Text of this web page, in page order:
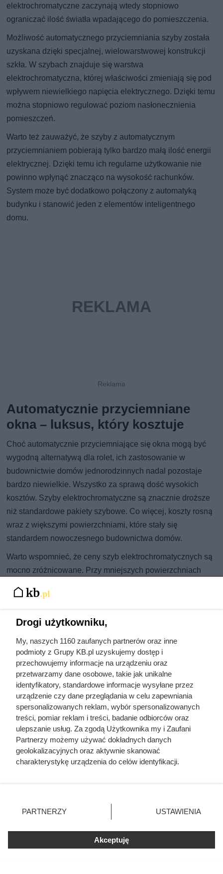
elektrochromatyczne zaczynają wtedy stopniowo
ograniczać ilość światła wpadającego do pomieszczenia.
Możliwość automatycznego przyciemniania szyby została
uzyskana dzięki specjalnej, wielowarstwowej konstrukcji
szkła. W szybach znajduje się warstwa
elektrochromatyczna, której właściwości zmieniają się pod
wpływem niewielkiego napięcia elektrycznego. Dzięki temu
można stopniowo regulować poziom nasłonecznienia
pomieszczeń.
Warto też zauważyć, że szyby z automatycznym
przyciemnianiem pobierają tylko bardzo małą ilość energii
elektrycznej. Dzięki temu ich regularne użytkowanie nie
powinno wpłynąć znacząco na wysokość rachunków.
System może być dodatkowo połączony z automatyką
budynku i stanowić jeden z elementów inteligentnego
domu.
Automatycznie przyciemniane
okna – luksus, który kosztuje
Choć automatycznie przyciemniające się okna mogą być
wygodną alternatywą dla rolet, ich zastosowanie w
budownictwie domów jednorodzinnych nadal pozostaje
bardzo niewielkie. Wszystko za sprawą dość wysokich
kosztów. Szyby elektrochromatyczne są znacznie droższe
niż standardowe pakiety szybowe. Co więcej, koszty rosną
wraz z większymi powierzchniami, które stały się
standardem nowoczesnego budownictwa domów.
Warto wspomnieć, że ceny szyb elektrochromatycznych są
mocno zróżnicowane. Przy mniejszych powierzchniach
metr kwadratowy powierzchni. Górna granica cenowa
Ze względu na duże różnice w cenach, warto skontaktować
się z dystrybutorami i porównać ich ofertę. Cena może
różnić się w zależności od konkretnej technologii i
rozwiązań dodatkowych. Mimo tego, okna z
automatycznym przyciemnieniem nadal pozostają
odczuwalnie droższe niż energooszczędne, klasyczne
pakiety szybowe.
Drogi użytkowniku,
My, naszych 1160 zaufanych partnerów oraz inne
podmioty z Grupy KB.pl uzyskujemy dostęp i
przechowujemy informacje na urządzeniu oraz
przetwarzamy dane osobowe, takie jak unikalne
identyfikatory, standardowe informacje wysyłane przez
urządzenie czy dane przeglądania w celu zapewniania
spersonalizowanych reklam, wybór spersonalizowanych
treści, pomiar reklam i treści, badanie odbiorców oraz
ulepszanie usług. Za zgodą Użytkownika my i Zaufani
Partnerzy możemy używać dokładnych danych
geolokalizacyjnych oraz aktywnie skanować
charakterystykę urządzenia do celów identyfikacji.
zmienić/wycofać klikając przycisk ustawień prywatności
znajdujący się w lewym dolnym rogu strony. Niektóre
użytkownika, ale masz prawo sprzeciwić się takiemu
przetwarzaniu. Preferencje będą miały zastosowania tylko
PARTNERZY USTAWIENIA
Akceptuję